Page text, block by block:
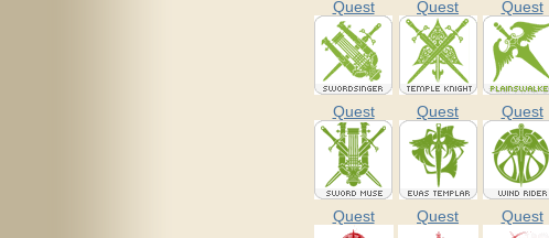
Quest Quest Quest
Quest Quest Quest
Quest Quest Quest